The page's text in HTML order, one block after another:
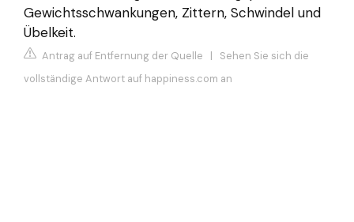
Gewichtsschwankungen, Zittern, Schwindel und
Übelkeit.
Antrag auf Entfernung der Quelle | Sehen Sie sich die
vollständige Antwort auf happiness.com an